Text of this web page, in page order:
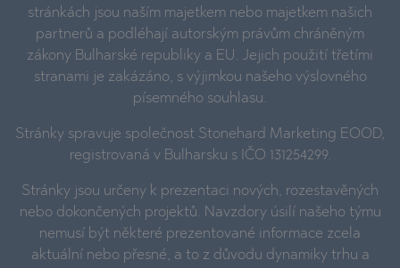
stránkách jsou naším majetkem nebo majetkem našich
partnerů a podléhají autorským právům chráněným
zákony Bulharské republiky a EU. Jejich použití třetími
stranami je zakázáno, s výjimkou našeho výslovného
písemného souhlasu.
Stránky spravuje společnost Stonehard Marketing EOOD,
registrovaná v Bulharsku s IČO 131254299.
Stránky jsou určeny k prezentaci nových, rozestavěných
nebo dokončených projektů. Navzdory úsilí našeho týmu
nemusí být některé prezentované informace zcela
aktuální nebo přesné, a to z důvodu dynamiky trhu a